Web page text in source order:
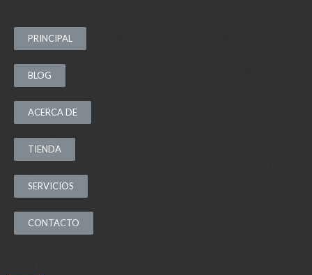
PRINCIPAL
BLOG
ACERCA DE
TIENDA
SERVICIOS
CONTACTO